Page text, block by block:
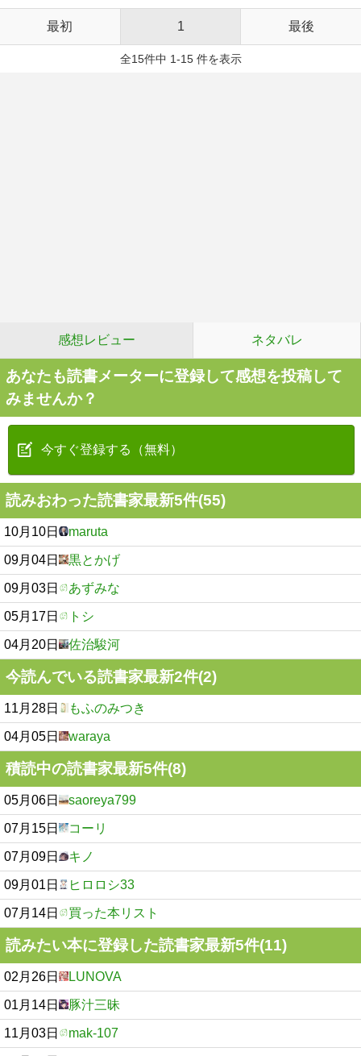
最初 1 最後
全15件中 1-15 件を表示
感想レビュー ネタバレ
あなたも読書メーターに登録して感想を投稿して
みませんか？
今すぐ登録する（無料）
読みおわった読書家最新5件(55)
10月10日 maruta
09月04日 黒とかげ
09月03日 あずみな
05月17日 トシ
04月20日 佐治駿河
今読んでいる読書家最新2件(2)
11月28日 もふのみつき
04月05日 waraya
積読中の読書家最新5件(8)
05月06日 saoreya799
07月15日 コーリ
07月09日 キノ
09月01日 ヒロロシ33
07月14日 買った本リスト
読みたい本に登録した読書家最新5件(11)
02月26日 LUNOVA
01月14日 豚汁三昧
11月03日 mak-107